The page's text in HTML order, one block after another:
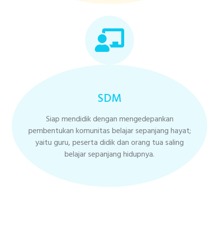
SDM
Siap mendidik dengan mengedepankan
pembentukan komunitas belajar sepanjang hayat;
yaitu guru, peserta didik dan orang tua saling
belajar sepanjang hidupnya.